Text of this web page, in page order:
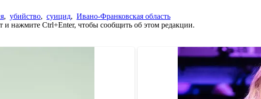
, убийство, суицид, Ивано-Франковская область
нажмите Ctrl+Enter, чтобы сообщить об этом редакции.